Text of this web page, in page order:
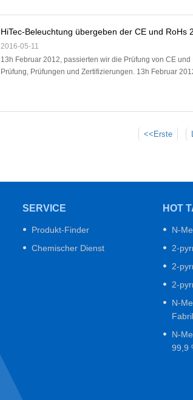
HiTec-Beleuchtung übergeben der CE und RoHs
2016-05-11
13h Februar 2012, passierten wir die Prüfung von CE
Prüfung, Prüfungen und Zertifizierungen. 13h Februar
<<Erste
SERVICE
Produkt-Finder
Chemischer Dienst
HOT
N-
2-
2-
2-
N-
N-
99,9